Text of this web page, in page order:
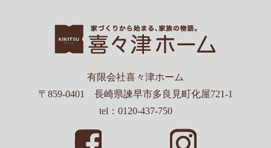
有限会社喜々津ホーム
〒859-0401 長崎県諫早市多良見町化屋721-1
tel：0120-437-750